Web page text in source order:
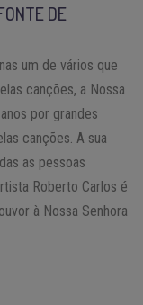
DE
um de vários que
canções, a Nossa
por grandes
canções. A sua
as pessoas
Roberto Carlos é
à Nossa Senhora